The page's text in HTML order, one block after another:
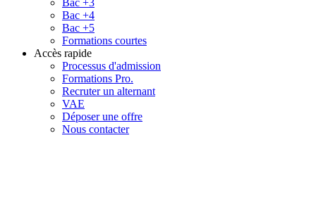
Bac +4
Bac +5
Formations courtes
Accès rapide
Processus d'admission
Formations Pro.
Recruter un alternant
VAE
Déposer une offre
Nous contacter